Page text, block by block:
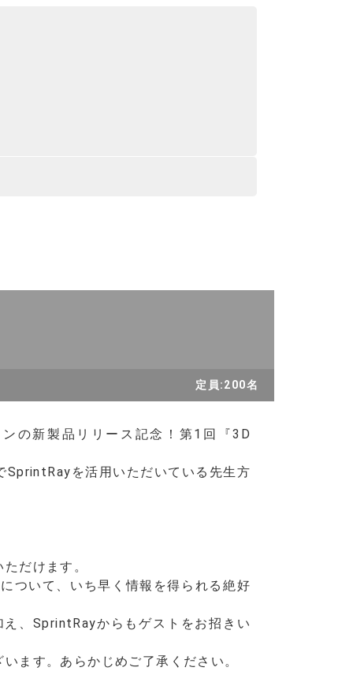
定員:200名
の新製品リリース記念！第1回『3D
を活用いただいている先生方
だけます。
ついて、いち早く情報を得られる絶好
、SprintRayからもゲストをお招きい
ます。あらかじめご了承ください。